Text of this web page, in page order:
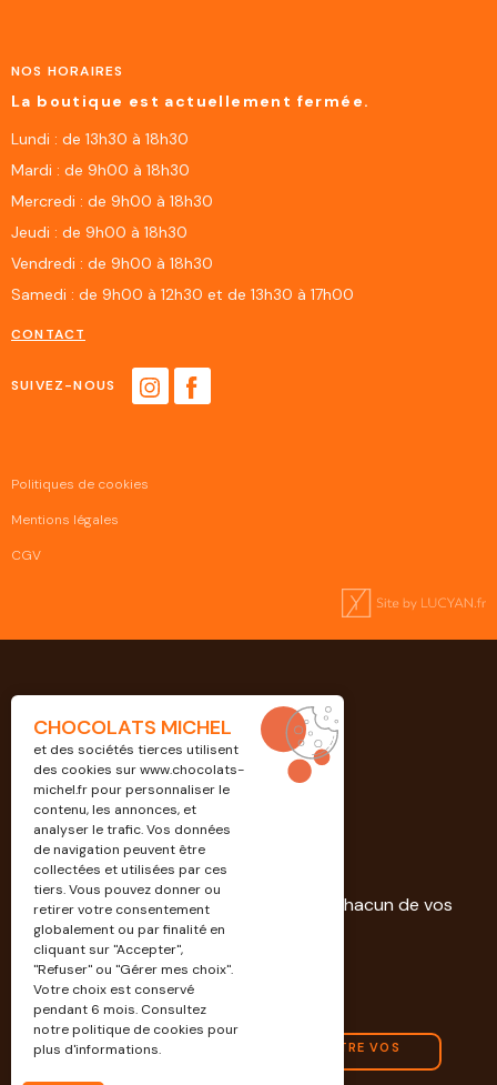
Professionnels
Découvrez nos solutions dédiées à chacun de vos
projets.
EN SAVOIR PLUS
CONTACTEZ-NOUS POUR CONNAÎTRE VOS
NOS HORAIRES
La boutique est actuellement fermée.
Lundi : de 13h30 à 18h30
Mardi : de 9h00 à 18h30
Mercredi : de 9h00 à 18h30
Jeudi : de 9h00 à 18h30
Vendredi : de 9h00 à 18h30
Samedi : de 9h00 à 12h30 et de 13h30 à 17h00
CONTACT
SUIVEZ-NOUS
Politiques de cookies
Mentions légales
CGV
CHOCOLATS MICHEL
et des sociétés tierces utilisent
des cookies surwww.chocolats-
michel.frpour personnaliser le
contenu, les annonces, et
analyser le trafic. Vos données
de navigation peuvent être
collectées et utilisées par ces
tiers. Vous pouvez donner ou
retirer votre consentement
globalement ou par finalité en
cliquant sur "Accepter",
"Refuser" ou "Gérer mes choix".
Votre choix est conservé
pendant 6 mois. Consultez
notre politique de cookies pour
plus d'informations.